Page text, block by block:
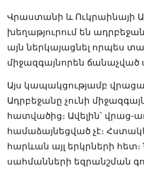
Վրաստանի և Ուկրաինայի
խեղաթյուրում են
այն ներկայացնել որպես
միջազգայնորեն ճանաչված
Այս կապակցությամբ
Ադրբեջանը չունի
հատվածից։ Ավելին՝
համաձայնեցված չէ։
հարևան այլ երկրների
սահմանների եզրանշման